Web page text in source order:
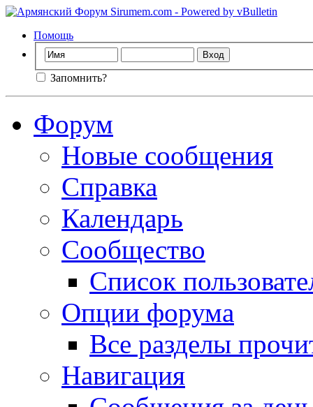
Помощь
Запомнить?
Форум
Новые сообщения
Справка
Календарь
Сообщество
Список
Опции форума
Все разделы
Навигация